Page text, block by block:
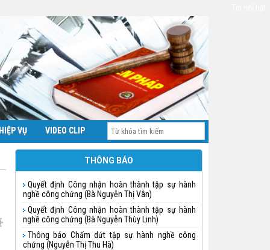
VỤ VIDEO CLIP
THÔNG BÁO
Quyết định Công nhận hoàn thành tập sự hành
nghề công chứng (Bà Nguyễn Thị Vân)
Quyết định Công nhận hoàn thành tập sự hành
nghề công chứng (Bà Nguyễn Thùy Linh)
Thông báo Chấm dứt tập sự hành nghề công
chứng (Nguyễn Thị Thu Hà)